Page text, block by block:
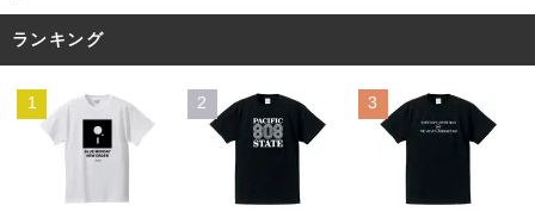
ランキング
1 2 3